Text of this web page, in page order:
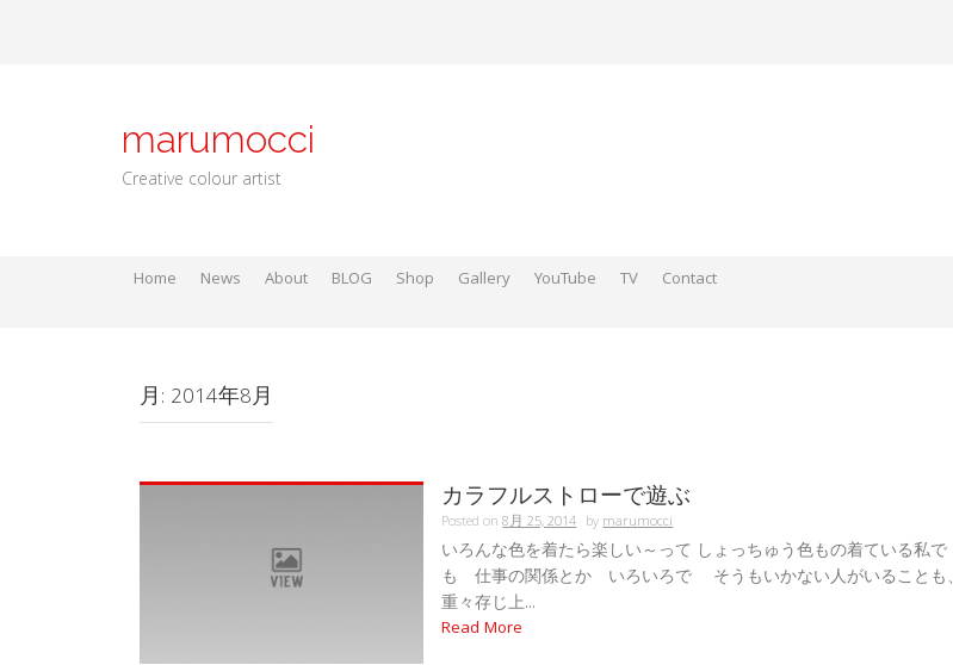
marumocci
Creative colour artist
Home News About BLOG Shop Gallery YouTube TV Contact
月: 2014年8月
カラフルストローで遊ぶ
Posted on8月 25, 2014 bymarumocci
いろんな色を着たら楽しい～って しょっちゅう色もの着ている私で
も 仕事の関係とか いろいろで そうもいかない人がいることも、
重々存じ上...
Read More